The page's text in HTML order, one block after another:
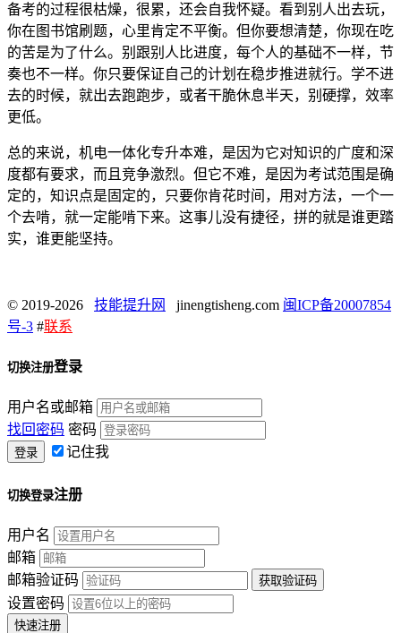
备考的过程很枯燥，很累，还会自我怀疑。看到别人出去玩，
你在图书馆刷题，心里肯定不平衡。但你要想清楚，你现在吃
的苦是为了什么。别跟别人比进度，每个人的基础不一样，节
奏也不一样。你只要保证自己的计划在稳步推进就行。学不进
去的时候，就出去跑跑步，或者干脆休息半天，别硬撑，效率
更低。
总的来说，机电一体化专升本难，是因为它对知识的广度和深
度都有要求，而且竞争激烈。但它不难，是因为考试范围是确
定的，知识点是固定的，只要你肯花时间，用对方法，一个一
个去啃，就一定能啃下来。这事儿没有捷径，拼的就是谁更踏
实，谁更能坚持。
© 2019-2026 技能提升网 jinengtisheng.com 闽ICP备20007854
号-3 #联系
切换注册登录
用户名或邮箱
找回密码 密码
记住我
切换登录注册
用户名
邮箱
邮箱验证码
设置密码